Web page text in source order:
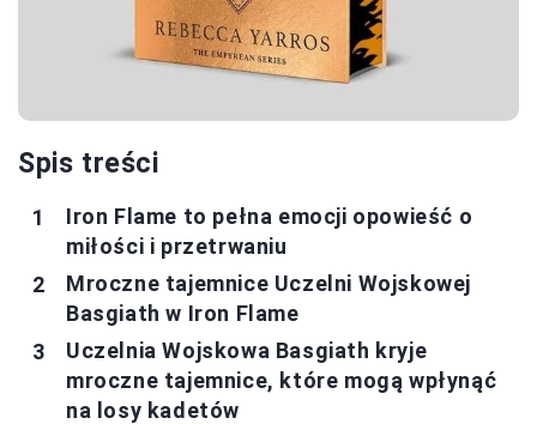
Spis treści
Iron Flame to pełna emocji opowieść o
miłości i przetrwaniu
Mroczne tajemnice Uczelni Wojskowej
Basgiath w Iron Flame
Uczelnia Wojskowa Basgiath kryje
mroczne tajemnice, które mogą wpłynąć
na losy kadetów